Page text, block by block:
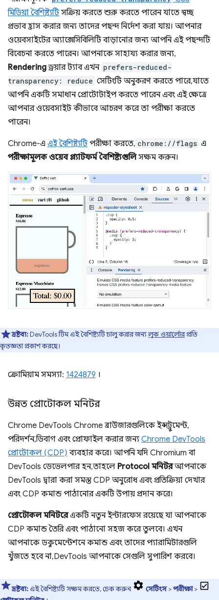
মিডিয়া বৈশিষ্ট্যটিসক্রিয় করতে শুরু করতে পারেন যাতে স্বচ্ছ
প্রভাব হ্রাস করার জন্য তাদের পছন্দ নির্দেশ করা যায়। আপনার
ওয়েবসাইটের অ্যাক্সেসিবিলিটি বাড়ানোর জন্য আপনি এই পছন্দটি
বিবেচনা করতে পারেন। আপনাকে সাহায্য করার জন্য,
Renderingড্রয়ার ট্যাব এখন prefers-reduced-
transparency: reduce সেটিংটি অনুকরণ করতে পারে, যাতে
আপনি একটি সমাধান প্রোটোটাইপ করতে পারেন এবং এই ক্ষেত্রে
আপনার ওয়েবসাইট কীভাবে আচরণ করে তা পরীক্ষা করতে
পারেন।
Chrome-এ এই বৈশিষ্ট্যটিপরীক্ষা করতে, chrome://flags এ
পরীক্ষামূলক ওয়েব প্ল্যাটফর্ম বৈশিষ্ট্যগুলিসক্ষম করুন।
দ্রষ্টব্য:DevTools টিম এই বৈশিষ্ট্যটি চালু করার জন্যলুক ওয়ার্লোরপ্রতি
কৃতজ্ঞতা প্রকাশ করছে।
ক্রোমিয়াম সমস্যা: 1424879 ।
উন্নত প্রোটোকল মনিটর
Chrome DevTools Chrome ব্রাউজারগুলিকে ইন্সট্রুমেন্ট,
পরিদর্শন, ডিবাগ এবং প্রোফাইল করার জন্য Chrome DevTools
প্রোটোকল (CDP) ব্যবহার করে। আপনি যদি Chromium বা
DevTools ডেভেলপার হন, তাহলে Protocol মনিটরআপনাকে
DevTools দ্বারা করা সমস্ত CDP অনুরোধ এবং প্রতিক্রিয়া দেখার
এবং CDP কমান্ড পাঠানোর একটি উপায় প্রদান করে।
প্রোটোকল মনিটরেএকটি নতুন ইন্টারফেস রয়েছে যা আপনাকে
CDP কমান্ড তৈরি এবং পাঠানো সহজ করে তুলবে। এখন
আপনাকে ডকুমেন্টেশনে কমান্ড এবং তাদের প্যারামিটারগুলি
খুঁজতে হবে না, DevTools আপনাকে সেগুলি সুপারিশ করবে।
দ্রষ্টব্য:এই বৈশিষ্ট্যটি সক্ষম করতে, চেক করুন সেটিংস>পরীক্ষা>